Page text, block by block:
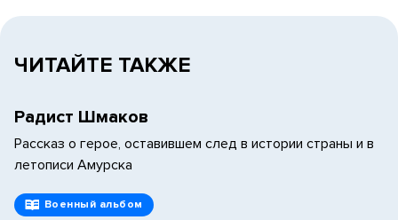
ЧИТАЙТЕ ТАКЖЕ
Радист Шмаков
Рассказ о герое, оставившем след в истории страны и в
летописи Амурска
Военный альбом